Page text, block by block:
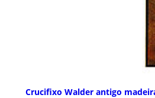
Crucifixo Walder antigo